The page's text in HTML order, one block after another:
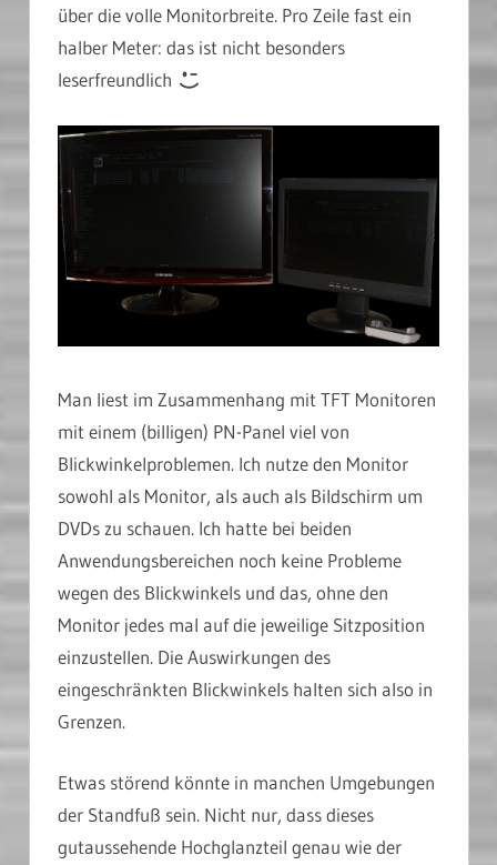
über die volle Monitorbreite. Pro Zeile fast ein
halber Meter: das ist nicht besonders
leserfreundlich
Man liest im Zusammenhang mit TFT Monitoren
mit einem (billigen) PN-Panel viel von
Blickwinkelproblemen. Ich nutze den Monitor
sowohl als Monitor, als auch als Bildschirm um
DVDs zu schauen. Ich hatte bei beiden
Anwendungsbereichen noch keine Probleme
wegen des Blickwinkels und das, ohne den
Monitor jedes mal auf die jeweilige Sitzposition
einzustellen. Die Auswirkungen des
eingeschränkten Blickwinkels halten sich also in
Grenzen.
Etwas störend könnte in manchen Umgebungen
der Standfuß sein. Nicht nur, dass dieses
gutaussehende Hochglanzteil genau wie der